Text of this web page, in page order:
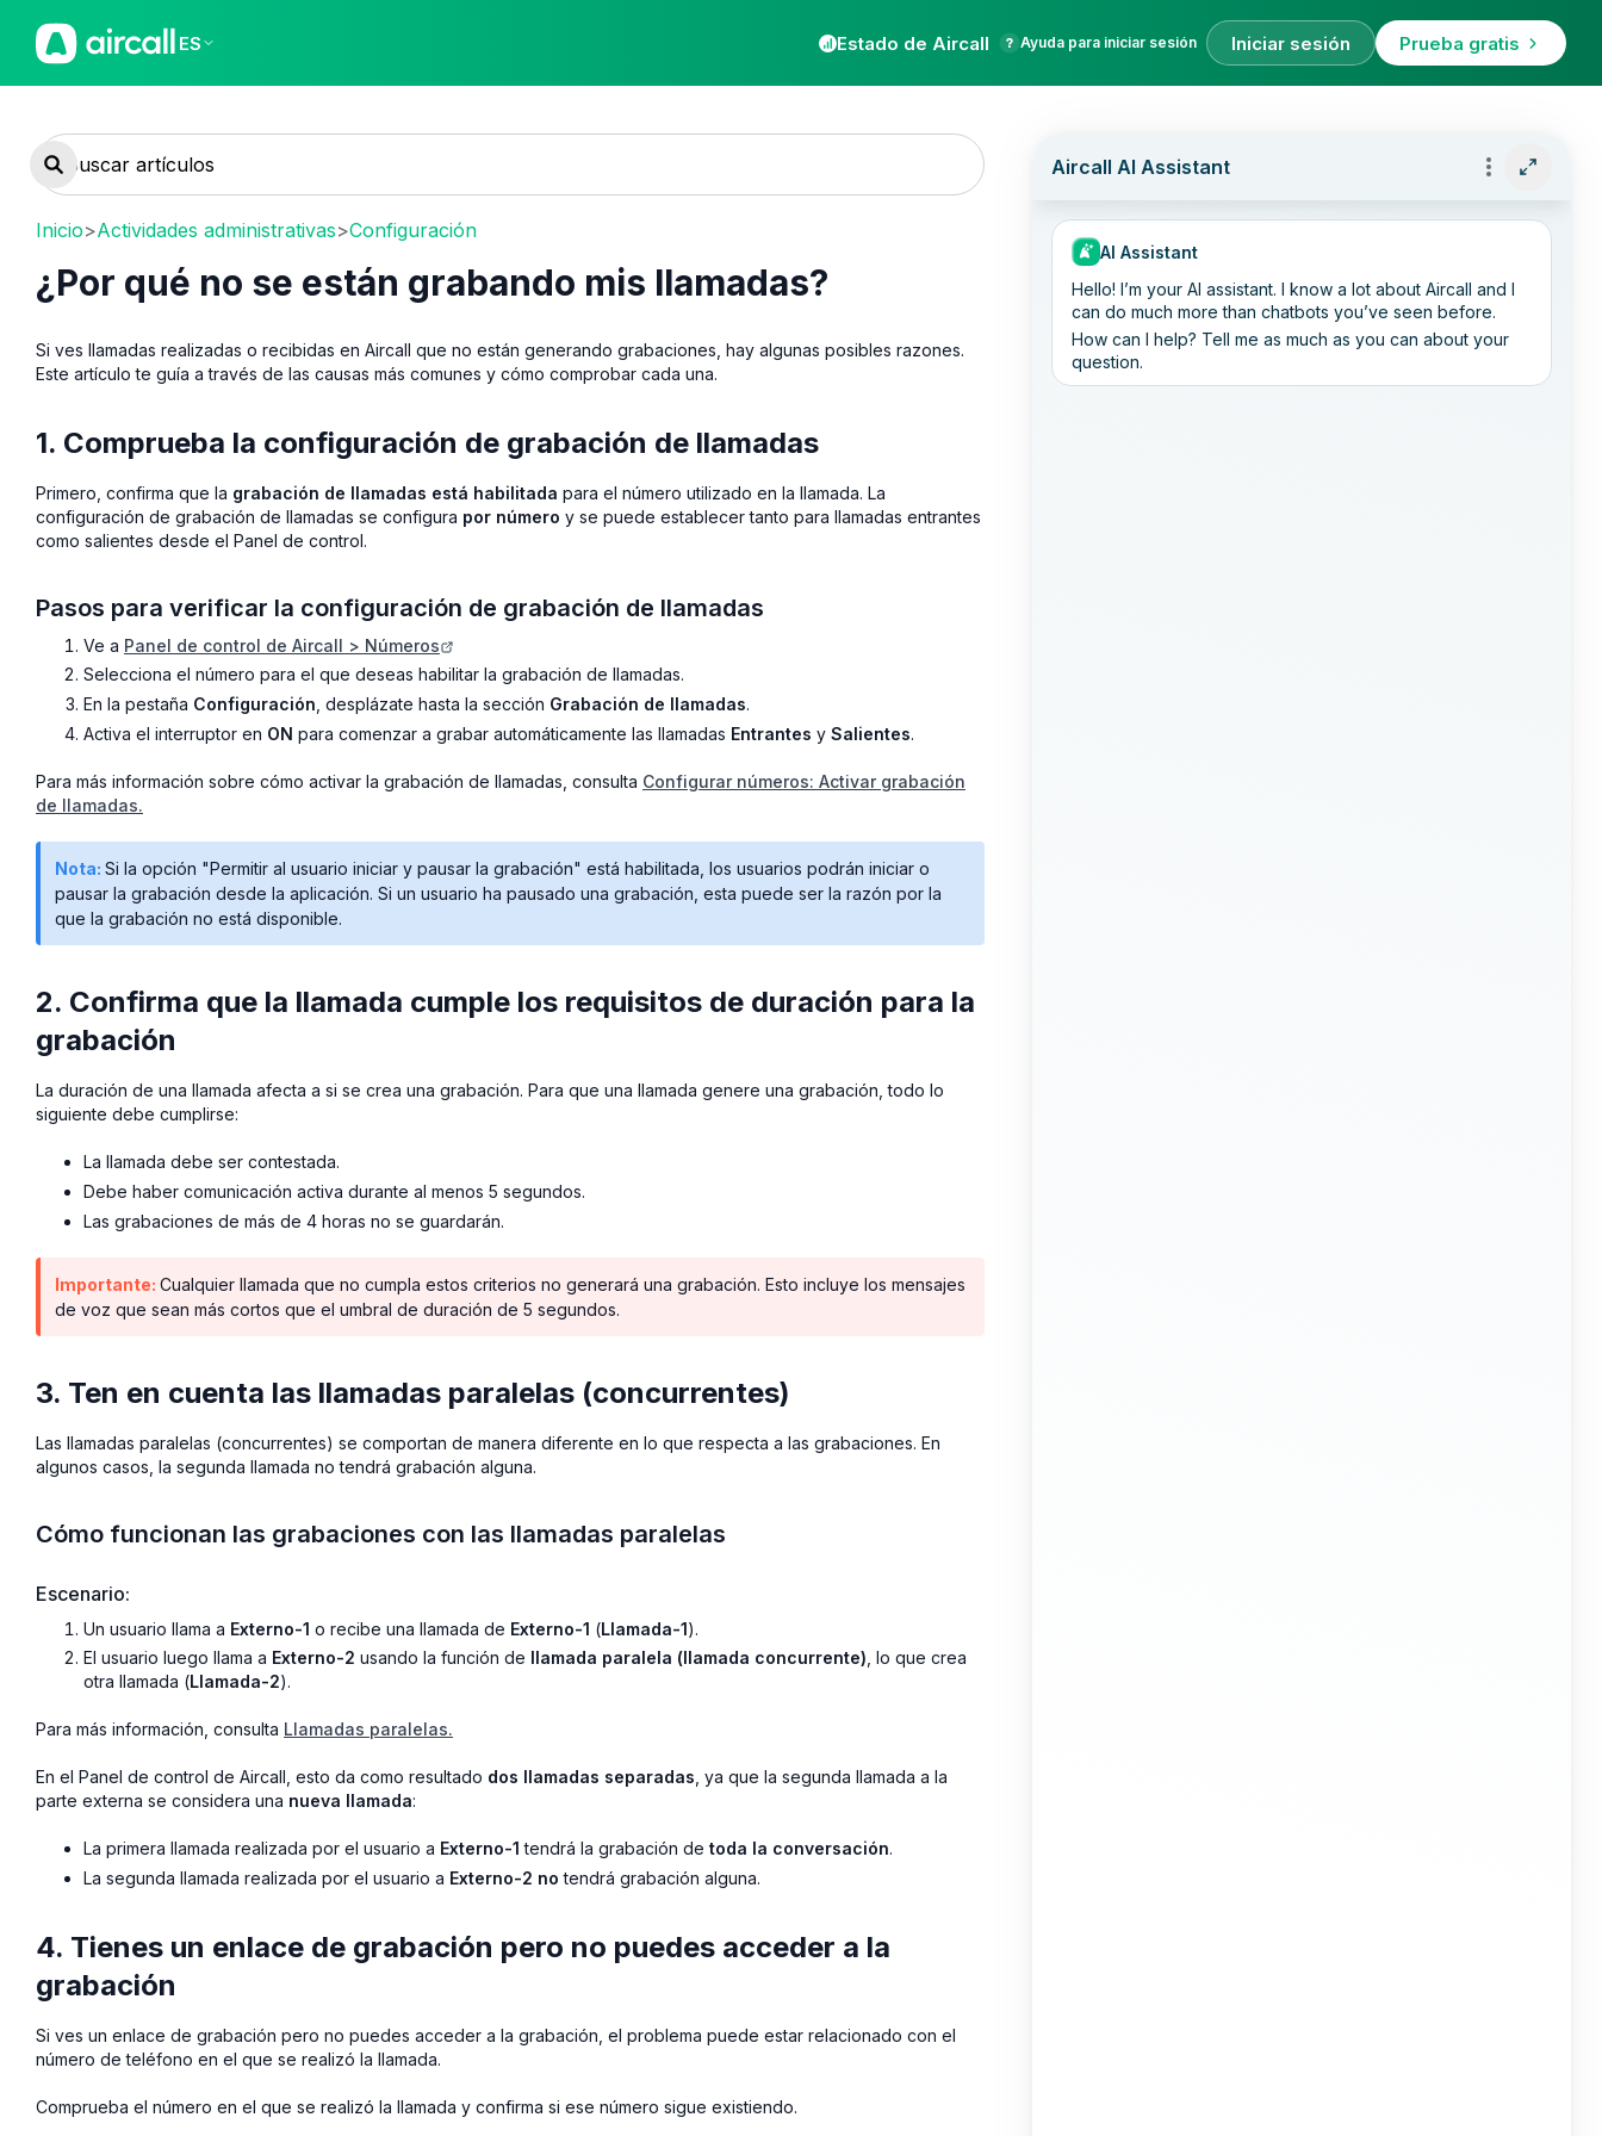
ES Estado de Aircall Ayuda para iniciar sesión Iniciar sesión Prueba gratis
Inicio>Actividades administrativas>Configuración
¿Por qué no se están grabando mis llamadas?
Si ves llamadas realizadas o recibidas en Aircall que no están generando grabaciones, hay algunas posibles razones.
Este artículo te guía a través de las causas más comunes y cómo comprobar cada una.
1. Comprueba la configuración de grabación de llamadas
Primero, confirma que la grabación de llamadas está habilitada para el número utilizado en la llamada. La
configuración de grabación de llamadas se configura por número y se puede establecer tanto para llamadas entrantes
como salientes desde el Panel de control.
Pasos para verificar la configuración de grabación de llamadas
Ve a Panel de control de Aircall > Números
Selecciona el número para el que deseas habilitar la grabación de llamadas.
En la pestaña Configuración , desplázate hasta la sección Grabación de llamadas.
Activa el interruptor en ON para comenzar a grabar automáticamente las llamadas Entrantes y Salientes.
Para más información sobre cómo activar la grabación de llamadas, consulta Configurar números: Activar grabación
de llamadas.
Nota: Si la opción "Permitir al usuario iniciar y pausar la grabación" está habilitada, los usuarios podrán iniciar o
pausar la grabación desde la aplicación. Si un usuario ha pausado una grabación, esta puede ser la razón por la
que la grabación no está disponible.
2. Confirma que la llamada cumple los requisitos de duración para la
grabación
La duración de una llamada afecta a si se crea una grabación. Para que una llamada genere una grabación, todo lo
siguiente debe cumplirse:
La llamada debe ser contestada.
Debe haber comunicación activa durante al menos 5 segundos.
Las grabaciones de más de 4 horas no se guardarán.
Importante: Cualquier llamada que no cumpla estos criterios no generará una grabación. Esto incluye los mensajes
de voz que sean más cortos que el umbral de duración de 5 segundos.
3. Ten en cuenta las llamadas paralelas (concurrentes)
Las llamadas paralelas (concurrentes) se comportan de manera diferente en lo que respecta a las grabaciones. En
algunos casos, la segunda llamada no tendrá grabación alguna.
Cómo funcionan las grabaciones con las llamadas paralelas
Escenario:
Un usuario llama a Externo-1 o recibe una llamada de Externo-1 (Llamada-1).
El usuario luego llama a Externo-2 usando la función de llamada paralela (llamada concurrente) , lo que crea
otra llamada (Llamada-2).
Para más información, consulta Llamadas paralelas.
En el Panel de control de Aircall, esto da como resultado dos llamadas separadas , ya que la segunda llamada a la
parte externa se considera una nueva llamada:
La primera llamada realizada por el usuario a Externo-1 tendrá la grabación de toda la conversación.
La segunda llamada realizada por el usuario a Externo-2 no tendrá grabación alguna.
4. Tienes un enlace de grabación pero no puedes acceder a la
grabación
Si ves un enlace de grabación pero no puedes acceder a la grabación, el problema puede estar relacionado con el
número de teléfono en el que se realizó la llamada.
Comprueba el número en el que se realizó la llamada y confirma si ese número sigue existiendo.